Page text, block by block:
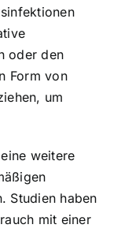
oder den
Form von
um
weitere
Studien haben
mit einer